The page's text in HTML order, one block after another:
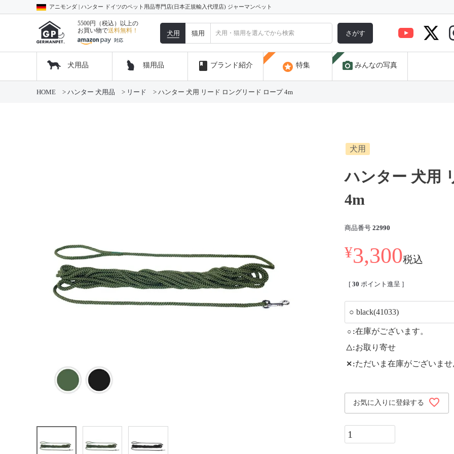
アニモンダ | ハンター ドイツのペット用品専門店(日本正規輸入代理店) ジャーマンペット
5500円（税込）以上の
お買い物で送料無料！ 犬用 猫用 さがす
犬用品 猫用品 book ブランド紹介 stars 特集 photo_camera みんなの写真
HOME ハンター 犬用品 リード ハンター 犬用 リード ロングリード ロープ 4m
犬用
ハンター 犬用
4m
商品番号 22990
¥3,300税込
[ 30 ポイント進呈 ]
○ 在庫がございます。
△ お取り寄せ
✕ ただいま在庫がございま
お気に入りに登録する